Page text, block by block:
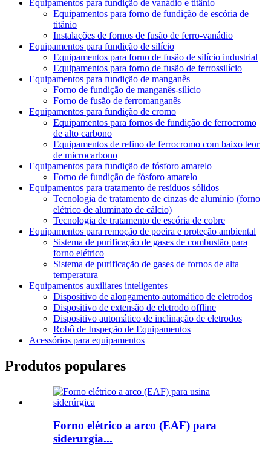
Equipamentos para fundição de vanádio e titânio
Equipamentos para forno de fundição de escória de
titânio
Instalações de fornos de fusão de ferro-vanádio
Equipamentos para fundição de silício
Equipamentos para forno de fusão de silício industrial
Equipamentos para forno de fusão de ferrossilício
Equipamentos para fundição de manganês
Forno de fundição de manganês-silício
Forno de fusão de ferromanganês
Equipamentos para fundição de cromo
Equipamentos para fornos de fundição de ferrocromo
de alto carbono
Equipamentos de refino de ferrocromo com baixo teor
de microcarbono
Equipamentos para fundição de fósforo amarelo
Forno de fundição de fósforo amarelo
Equipamentos para tratamento de resíduos sólidos
Tecnologia de tratamento de cinzas de alumínio (forno
elétrico de aluminato de cálcio)
Tecnologia de tratamento de escória de cobre
Equipamentos para remoção de poeira e proteção ambiental
Sistema de purificação de gases de combustão para
forno elétrico
Sistema de purificação de gases de fornos de alta
temperatura
Equipamentos auxiliares inteligentes
Dispositivo de alongamento automático de eletrodos
Dispositivo de extensão de eletrodo offline
Dispositivo automático de inclinação de eletrodos
Robô de Inspeção de Equipamentos
Acessórios para equipamentos
Produtos populares
Forno elétrico a arco (EAF) para
siderurgia...